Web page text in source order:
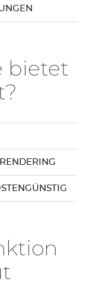
bietet